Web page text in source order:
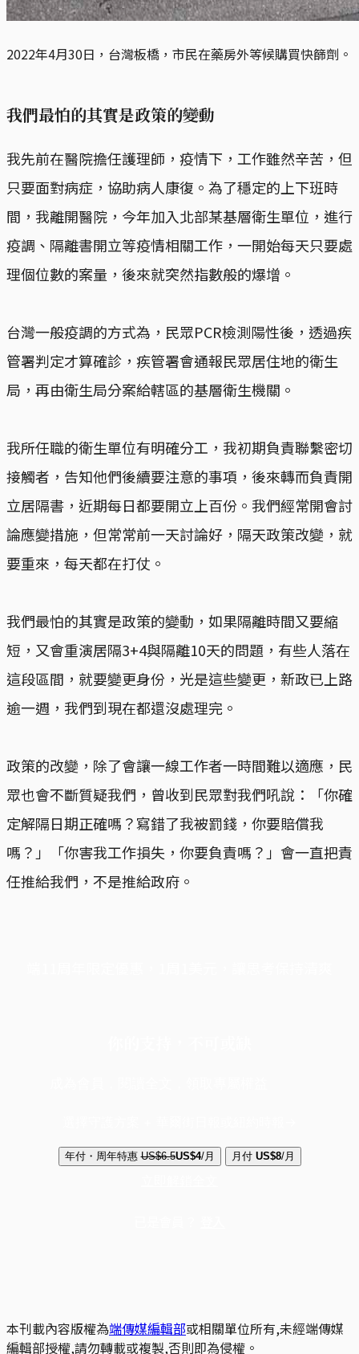
2022年4月30日，台灣板橋，市民在藥房外等候購買快篩劑。
我們最怕的其實是政策的變動
我先前在醫院擔任護理師，疫情下，工作雖然辛苦，但
只要面對病症，協助病人康復。為了穩定的上下班時
間，我離開醫院，今年加入北部某基層衛生單位，進行
疫調、隔離書開立等疫情相關工作，一開始每天只要處
理個位數的案量，後來就突然指數般的爆增。
台灣一般疫調的方式為，民眾PCR檢測陽性後，透過疾
管署判定才算確診，疾管署會通報民眾居住地的衛生
局，再由衛生局分案給轄區的基層衛生機關。
我所任職的衛生單位有明確分工，我初期負責聯繫密切
接觸者，告知他們後續要注意的事項，後來轉而負責開
立居隔書，近期每日都要開立上百份。我們經常開會討
論應變措施，但常常前一天討論好，隔天政策改變，就
要重來，每天都在打仗。
我們最怕的其實是政策的變動，如果隔離時間又要縮
短，又會重演居隔3+4與隔離10天的問題，有些人落在
這段區間，就要變更身份，光是這些變更，新政已上路
逾一週，我們到現在都還沒處理完。
政策的改變，除了會讓一線工作者一時間難以適應，民
眾也會不斷質疑我們，曾收到民眾對我們吼說：「你確
定解隔日期正確嗎？寫錯了我被罰錢，你要賠償我
嗎？」「你害我工作損失，你要負責嗎？」會一直把責
任推給我們，不是推給政府。
年付・周年特惠 US$6.5US$4/月 月付 US$8/月
本刊載內容版權為端傳媒編輯部或相關單位所有,未經端傳媒
編輯部授權,請勿轉載或複製,否則即為侵權。